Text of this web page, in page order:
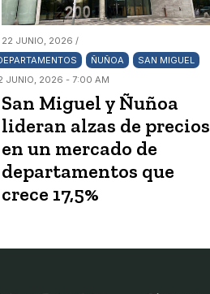
22 JUNIO, 2026 /
ÑUÑOA
SAN MIGUEL
JUNIO, 2026 - 7:00 AM
San Miguel y Ñuñoa
lideran alzas de precios
en un mercado de
departamentos que
crece 17,5%